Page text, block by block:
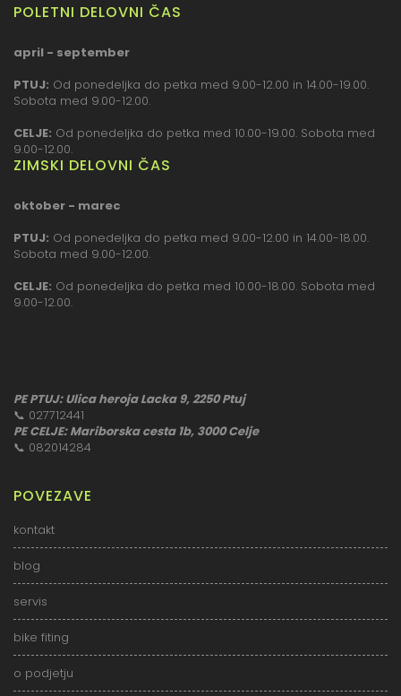
POLETNI DELOVNI ČAS
april - september
PTUJ: Od ponedeljka do petka med 9.00-12.00 in 14.00-19.00.
Sobota med 9.00-12.00.
CELJE: Od ponedeljka do petka med 10.00-19.00. Sobota med
9.00-12.00.
ZIMSKI DELOVNI ČAS
oktober - marec
PTUJ: Od ponedeljka do petka med 9.00-12.00 in 14.00-18.00.
Sobota med 9.00-12.00.
CELJE: Od ponedeljka do petka med 10.00-18.00. Sobota med
9.00-12.00.
PE PTUJ: Ulica heroja Lacka 9, 2250 Ptuj
📞 027712441
PE CELJE: Mariborska cesta 1b, 3000 Celje
📞 082014284
POVEZAVE
kontakt
blog
servis
bike fiting
o podjetju